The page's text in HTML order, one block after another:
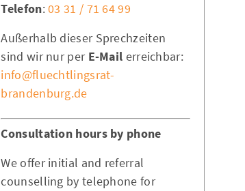
Telefon:03 31 / 71 64 99
Außerhalb dieser Sprechzeiten
sind wir nur per E-Mail erreichbar:
info@fluechtlingsrat-
brandenburg.de
Consultation hours by phone
We offer initial and referral
counselling by telephone for